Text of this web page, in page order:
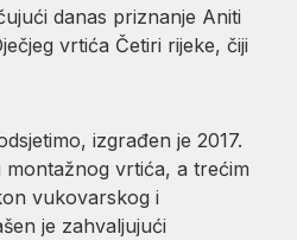
danas priznanje Aniti
vrtića Četiri rijeke, čiji
izgrađen je 2017.
montažnog vrtića, a trećim
vukovarskog i
je zahvaljujući